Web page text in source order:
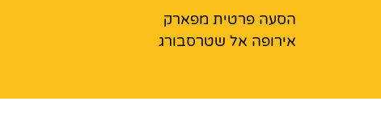
הסעה פרטית מפארק
אירופה אל שטרסבורג